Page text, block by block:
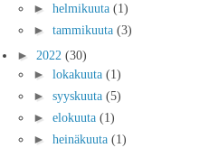
► helmikuuta (1)
► tammikuuta (3)
► 2022 (30)
► lokakuuta (1)
► syyskuuta (5)
► elokuuta (1)
► heinäkuuta (1)